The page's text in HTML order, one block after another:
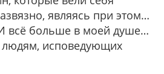
являясь при этом…
всё больше в моей душе…
людям, исповедующих